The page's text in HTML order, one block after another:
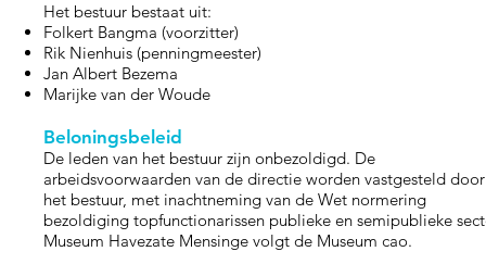
Het bestuur bestaat uit:
Folkert Bangma (voorzitter)
Rik Nienhuis (penningmeester)
Jan Albert Bezema
Marijke van der Woude
Beloningsbeleid
De leden van het bestuur zijn onbezoldigd. De
arbeidsvoorwaarden van de directie worden vastgesteld door
het bestuur, met inachtneming van de Wet normering
bezoldiging topfunctionarissen publieke en semipublieke
Museum Havezate Mensinge volgt de Museum cao.